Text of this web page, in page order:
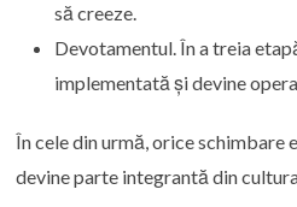
să creeze.
Devotamentul. În a treia
implementată și devine
În cele din urmă, orice schimbare
devine parte integrantă din